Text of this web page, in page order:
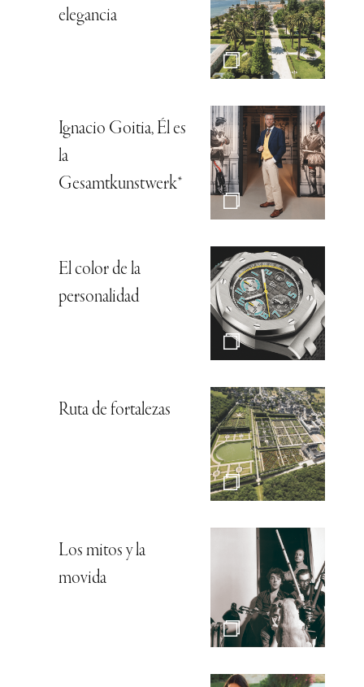
elegancia
Ignacio Goitia, Él es
la
Gesamtkunstwerk*
El color de la
personalidad
Ruta de fortalezas
Los mitos y la
movida